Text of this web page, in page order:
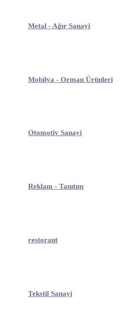
Metal - Ağır Sanayi
Mobilya - Orman Ürünleri
Otomotiv Sanayi
Reklam - Tanıtım
restorant
Tekstil Sanayi